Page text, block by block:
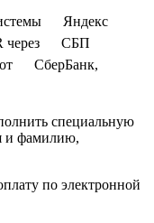
Яндекс
через
СБП
СберБанк,
специальную
и фамилию,
по электронной